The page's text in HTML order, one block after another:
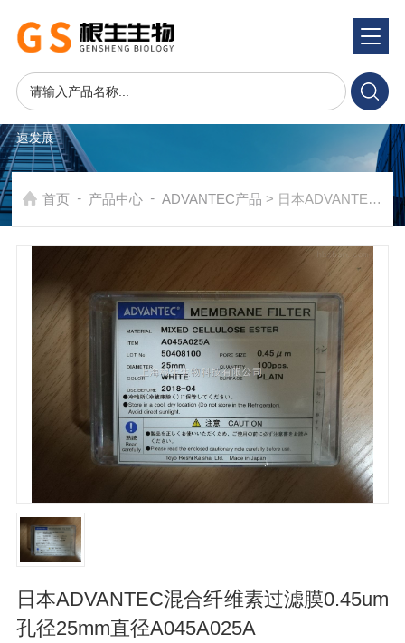
产品系统 PRODUCTS SYSTEM
速发展
首页 - 产品中心 - ADVANTEC产品 > 日本ADVANTEC混合纤维素过滤膜0.45um孔径25mm直径A045A025A
日本ADVANTEC混合纤维素过滤膜0.45um
孔径25mm直径A045A025A